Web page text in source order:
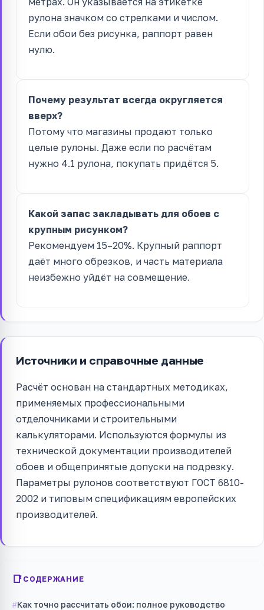
рулона значком со стрелками и числом.
Если обои без рисунка, раппорт равен
нулю.
Почему результат всегда округляется
вверх?
Потому что магазины продают только
целые рулоны. Даже если по расчётам
нужно 4.1 рулона, покупать придётся 5.
Какой запас закладывать для обоев с
крупным рисунком?
Рекомендуем 15–20%. Крупный раппорт
даёт много обрезков, и часть материала
неизбежно уйдёт на совмещение.
Источники и справочные данные
Расчёт основан на стандартных методиках,
применяемых профессиональными
отделочниками и строительными
калькуляторами. Используются формулы из
технической документации производителей
обоев и общепринятые допуски на подрезку.
Параметры рулонов соответствуют ГОСТ 6810-
2002 и типовым спецификациям европейских
производителей.
СОДЕРЖАНИЕ
Как точно рассчитать обои: полное руководство